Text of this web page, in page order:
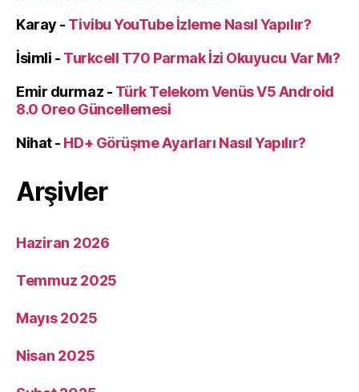
Karay - Tivibu YouTube İzleme Nasıl Yapılır?
İsimli - Turkcell T70 Parmak İzi Okuyucu Var Mı?
Emir durmaz - Türk Telekom Venüs V5 Android
8.0 Oreo Güncellemesi
Nihat- HD+ Görüşme Ayarları Nasıl Yapılır?
Arşivler
Haziran 2026
Temmuz 2025
Mayıs 2025
Nisan 2025